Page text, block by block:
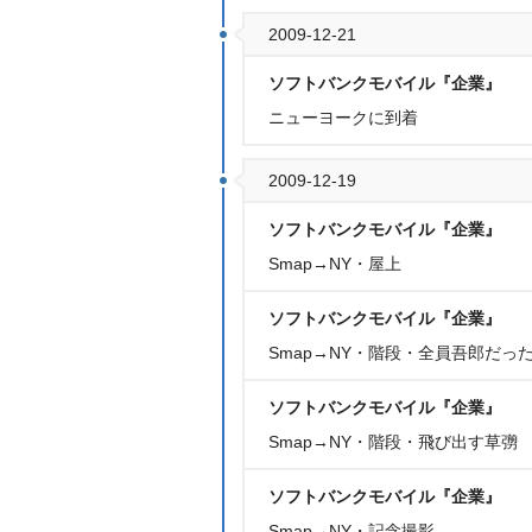
2009-12-21
ソフトバンクモバイル『企業』
ニューヨークに到着
2009-12-19
ソフトバンクモバイル『企業』
Smap→NY・屋上
ソフトバンクモバイル『企業』
Smap→NY・階段・全員吾郎だっ
ソフトバンクモバイル『企業』
Smap→NY・階段・飛び出す草彅
ソフトバンクモバイル『企業』